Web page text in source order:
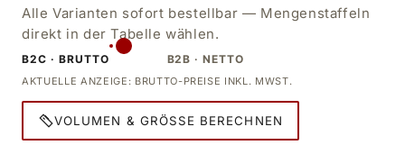
Alle Varianten sofort bestellbar — Mengenstaffeln
direkt in der Tabelle wählen.
B2C · BRUTTO B2B · NETTO
AKTUELLE ANZEIGE: BRUTTO-PREISE INKL. MWST.
VOLUMEN & GRÖSSE BERECHNEN